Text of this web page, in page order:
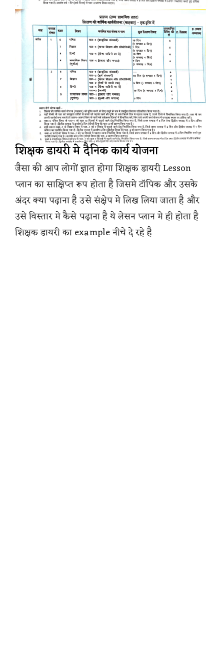
शिक्षक डायरी मे दैनिक कार्य योजना
जैसा की आप लोगों ज्ञात होगा शिक्षक डायरी Lesson
प्लान का साक्षिप्त रूप होता है जिसमे टॉपिक और उसके
अंदर क्या पढ़ाना है उसे संक्षेप मे लिख लिया जाता है और
उसे विस्तार मे कैसे पढ़ाना है ये लेसन प्लान मे ही होता है
शिक्षक डायरी का example नीचे दे रहे है